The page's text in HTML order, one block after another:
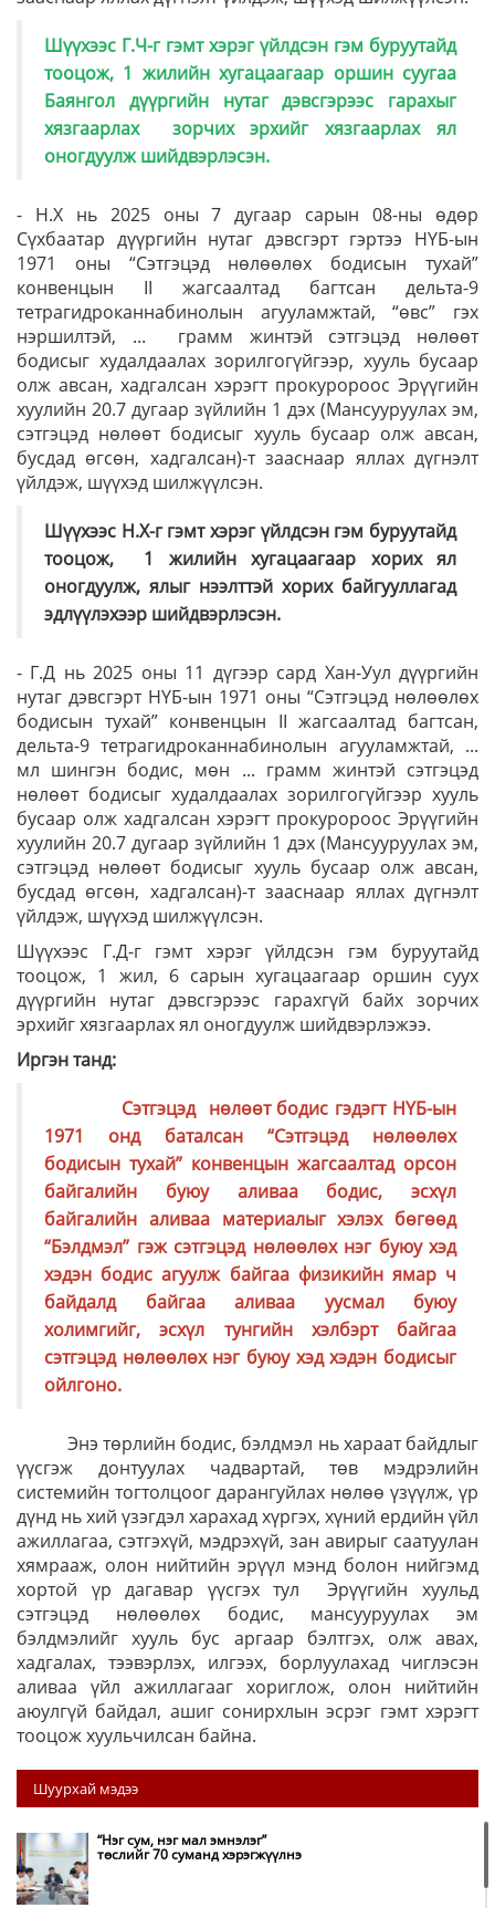
Шүүхээс Г.Ч-г гэмт хэрэг үйлдсэн гэм буруутайд
тооцож, 1 жилийн хугацаагаар оршин суугаа
Баянгол дүүргийн нутаг дэвсгэрээс гарахыг
хязгаарлах зорчих эрхийг хязгаарлах ял
оногдуулж шийдвэрлэсэн.
- Н.Х нь 2025 оны 7 дугаар сарын 08-ны өдөр
Сүхбаатар дүүргийн нутаг дэвсгэрт гэртээ НҮБ-ын
1971 оны “Сэтгэцэд нөлөөлөх бодисын тухай”
конвенцын II жагсаалтад багтсан дельта-9
тетрагидроканнабинолын агууламжтай, “өвс” гэх
нэршилтэй, ... грамм жинтэй сэтгэцэд нөлөөт
бодисыг худалдаалах зорилгогүйгээр, хууль бусаар
олж авсан, хадгалсан хэрэгт прокуророос Эрүүгийн
хуулийн 20.7 дугаар зүйлийн 1 дэх (Мансууруулах эм,
сэтгэцэд нөлөөт бодисыг хууль бусаар олж авсан,
бусдад өгсөн, хадгалсан)-т зааснаар яллах дүгнэлт
үйлдэж, шүүхэд шилжүүлсэн.
Шүүхээс Н.Х-г гэмт хэрэг үйлдсэн гэм буруутайд
тооцож, 1 жилийн хугацаагаар хорих ял
оногдуулж, ялыг нээлттэй хорих байгууллагад
эдлүүлэхээр шийдвэрлэсэн.
- Г.Д нь 2025 оны 11 дүгээр сард Хан-Уул дүүргийн
нутаг дэвсгэрт НҮБ-ын 1971 оны “Сэтгэцэд нөлөөлөх
бодисын тухай” конвенцын II жагсаалтад багтсан,
дельта-9 тетрагидроканнабинолын агууламжтай, ...
мл шингэн бодис, мөн ... грамм жинтэй сэтгэцэд
нөлөөт бодисыг худалдаалах зорилгогүйгээр хууль
бусаар олж хадгалсан хэрэгт прокуророос Эрүүгийн
хуулийн 20.7 дугаар зүйлийн 1 дэх (Мансууруулах эм,
сэтгэцэд нөлөөт бодисыг хууль бусаар олж авсан,
бусдад өгсөн, хадгалсан)-т зааснаар яллах дүгнэлт
үйлдэж, шүүхэд шилжүүлсэн.
Шүүхээс Г.Д-г гэмт хэрэг үйлдсэн гэм буруутайд
тооцож, 1 жил, 6 сарын хугацаагаар оршин суух
дүүргийн нутаг дэвсгэрээс гарахгүй байх зорчих
эрхийг хязгаарлах ял оногдуулж шийдвэрлэжээ.
Иргэн танд:
Сэтгэцэд нөлөөт бодис гэдэгт НҮБ-ын
1971 онд баталсан “Сэтгэцэд нөлөөлөх
бодисын тухай” конвенцын жагсаалтад орсон
байгалийн буюу аливаа бодис, эсхүл
байгалийн аливаа материалыг хэлэх бөгөөд
“Бэлдмэл” гэж сэтгэцэд нөлөөлөх нэг буюу хэд
хэдэн бодис агуулж байгаа физикийн ямар ч
байдалд байгаа аливаа уусмал буюу
холимгийг, эсхүл тунгийн хэлбэрт байгаа
сэтгэцэд нөлөөлөх нэг буюу хэд хэдэн бодисыг
ойлгоно.
Энэ төрлийн бодис, бэлдмэл нь хараат байдлыг
үүсгэж донтуулах чадвартай, төв мэдрэлийн
системийн тогтолцоог дарангуйлах нөлөө үзүүлж, үр
дүнд нь хий үзэгдэл харахад хүргэх, хүний ердийн үйл
ажиллагаа, сэтгэхүй, мэдрэхүй, зан авирыг саатуулан
хямрааж, олон нийтийн эрүүл мэнд болон нийгэмд
хортой үр дагавар үүсгэх тул Эрүүгийн хуульд
сэтгэцэд нөлөөлөх бодис, мансууруулах эм
бэлдмэлийг хууль бус аргаар бэлтгэх, олж авах,
хадгалах, тээвэрлэх, илгээх, борлуулахад чиглэсэн
аливаа үйл ажиллагааг хориглож, олон нийтийн
аюулгүй байдал, ашиг сонирхлын эсрэг гэмт хэрэгт
тооцож хуульчилсан байна.
Шуурхай мэдээ
“Нэг сум, нэг мал эмнэлэг”
төслийг 70 суманд хэрэгжүүлнэ